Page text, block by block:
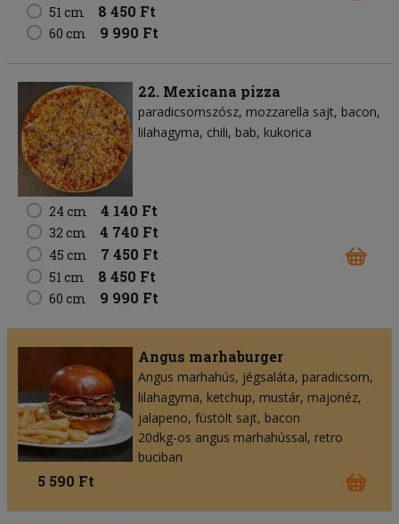
51 cm 8 450 Ft
60 cm 9 990 Ft
22. Mexicana pizza
paradicsomszósz mozzarella sajt bacon
lilahagyma chili bab kukorica
24 cm 4 140 Ft
32 cm 4 740 Ft
45 cm 7 450 Ft
51 cm 8 450 Ft
60 cm 9 990 Ft
Angus marhaburger
Angus marhahús jégsaláta paradicsom
lilahagyma ketchup mustár majonéz
jalapeno füstölt sajt bacon
20dkg-os angus marhahússal, retro
buciban
5 590 Ft